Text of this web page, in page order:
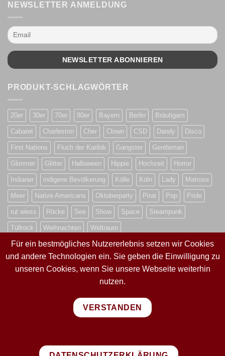
NEWSLETTER ANMELDUNG
PRODUKT-SCHLAGWÖRTER
20er 30er 70er 80er Bayern Berlin Bräutigam
Cabaret Charleston Cher Clown CSD Dandy Disco
First Nations Fluch der Karibik Gangster Gentleman
Glimmer Glitter Halloween Hippie Hochzeit Horror
Indianer indigene Bevölkerung Kölle Köln Lady Matrose
Meer Native Americans Oktoberparty Pirat Pop Pride
rut wiess Röcke See Show Space Steampunk
Tüllrock Weihnachten Weltraum
VERTRAG WIDERRUFEN
Für ein bestmögliches Nutzererlebnis setzen wir Cookies
und andere Technologien ein. Sie geben die Einwilligung zu
unseren Cookies, wenn Sie unsere Webseite weiterhin
nutzen.
VERSTANDEN